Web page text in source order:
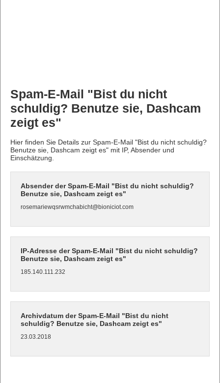
Spam-E-Mail "Bist du nicht
schuldig? Benutze sie, Dashcam
zeigt es"
Hier finden Sie Details zur Spam-E-Mail "Bist du nicht schuldig?
Benutze sie, Dashcam zeigt es" mit IP, Absender und
Einschätzung.
Absender der Spam-E-Mail "Bist du nicht schuldig?
Benutze sie, Dashcam zeigt es"
rosemariewqsrwmchabicht@bioniciot.com
IP-Adresse der Spam-E-Mail "Bist du nicht schuldig?
Benutze sie, Dashcam zeigt es"
185.140.111.232
Archivdatum der Spam-E-Mail "Bist du nicht
schuldig? Benutze sie, Dashcam zeigt es"
23.03.2018